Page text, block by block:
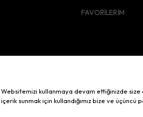
FAVORİLERİM
Websitemizi kullanmaya devam ettiğinizde size
içerik sunmak için kullandığımız bize ve